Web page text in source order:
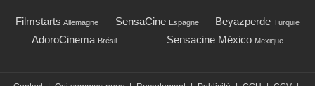
Filmstarts Allemagne SensaCine Espagne Beyazperde Turquie
AdoroCinema Brésil Sensacine México Mexique